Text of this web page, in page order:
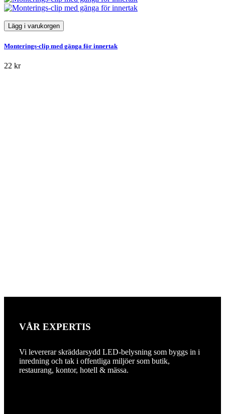
Lägg i varukorgen
Monterings-clip med gänga för innertak
22 kr
VÅR EXPERTIS
Vi levererar skräddarsydd LED-belysning som byggs in i
inredning och tak i offentliga miljöer som butik,
restaurang, kontor, hotell & mässa.